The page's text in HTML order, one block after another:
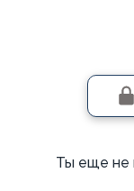
Ты еще не